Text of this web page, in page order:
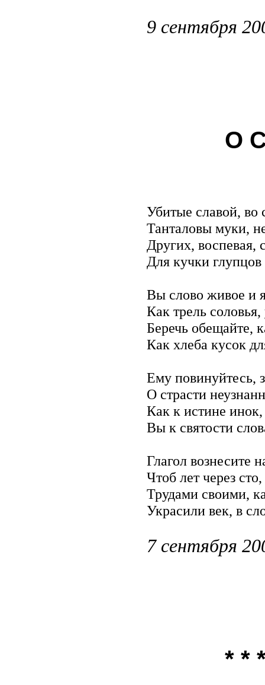
9 сентября
О
Убитые славой, во
Танталовы муки,
Других, воспевая,
Для кучки
Вы слово живое и
Как трель
Беречь обещайте,
Как хлеба кусок
Ему повинуйтесь,
О страсти
Как к истине
Вы к святости
Глагол вознесите
Чтоб лет через
Трудами своими,
Украсили век, в
7 сентября
* *